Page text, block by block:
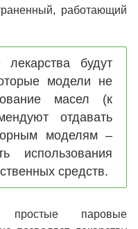
работающий
будут
модели не
масел (к
отдавать
моделям –
использования
средств.
простые паровые